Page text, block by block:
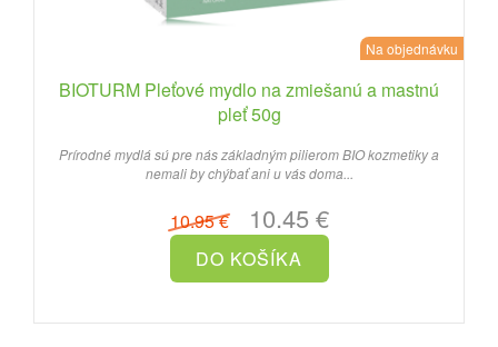
Na objednávku
BIOTURM Pleťové mydlo na zmiešanú a mastnú
pleť 50g
Prírodné mydlá sú pre nás základným pilierom BIO kozmetiky a
nemali by chýbať ani u vás doma...
10.95 €10.45 €